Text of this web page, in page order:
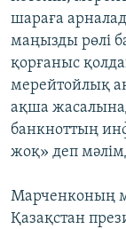
шараға
маңызды рөлі
қорғаныс
мерейтойлық
ақша
банкноттың
жоқ» деп
Марченконың
Қазақстан